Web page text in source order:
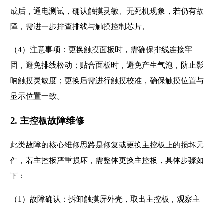
成后，通电测试，确认触摸灵敏、无死机现象，若仍有故
障，需进一步排查排线与触摸控制芯片。
（4）注意事项：更换触摸面板时，需确保排线连接牢
固，避免排线松动；贴合面板时，避免产生气泡，防止影
响触摸灵敏度；更换后需进行触摸校准，确保触摸位置与
显示位置一致。
2. 主控板故障维修
此类故障的核心维修思路是修复或更换主控板上的损坏元
件，若主控板严重损坏，需整体更换主控板，具体步骤如
下：
（1）故障确认：拆卸触摸屏外壳，取出主控板，观察主